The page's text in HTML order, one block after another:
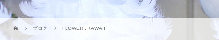
ブログ FLOWER ,KAWAII